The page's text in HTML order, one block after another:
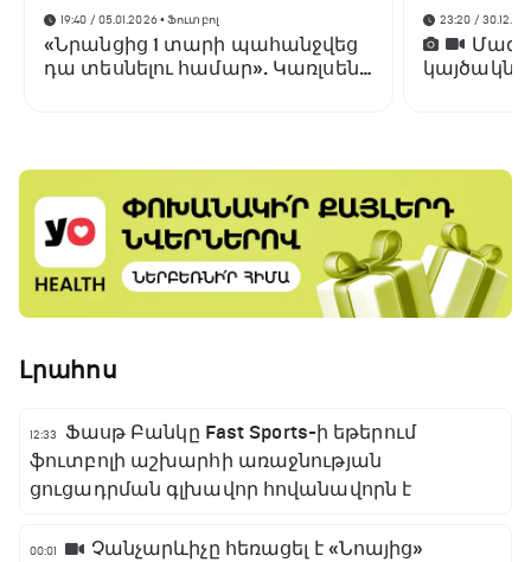
19:40 / 05.01.2026• Ֆուտբոլ
«Նրանցից 1 տարի պահանջվեց
դա տեսնելու համար». Կառլսենը
23:20 /
Լրահոս
12:33
Ֆասթ Բանկը Fast Sports-ի եթերում
ֆուտբոլի աշխարհի առաջնության
ցուցադրման գլխավոր հովանավորն է
00:01 Չանչարևիչը հեռացել է «Նոայից»